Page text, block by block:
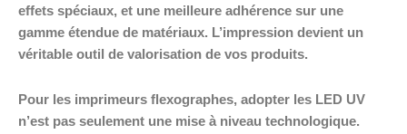
effets spéciaux, et une meilleure adhérence sur une
gamme étendue de matériaux. L’impression devient un
véritable outil de valorisation de vos produits.
Pour les imprimeurs flexographes, adopter les LED UV
n’est pas seulement une mise à niveau technologique.